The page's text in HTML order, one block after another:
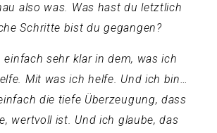
also was. Was hast du letztlich
Schritte bist du gegangen?
einfach sehr klar in dem, was ich
Mit was ich helfe. Und ich bin…
die tiefe Überzeugung, dass
wertvoll ist. Und ich glaube, das